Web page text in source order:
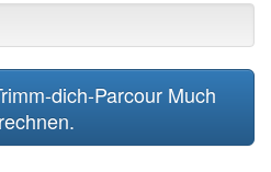
dich-Parcour Much